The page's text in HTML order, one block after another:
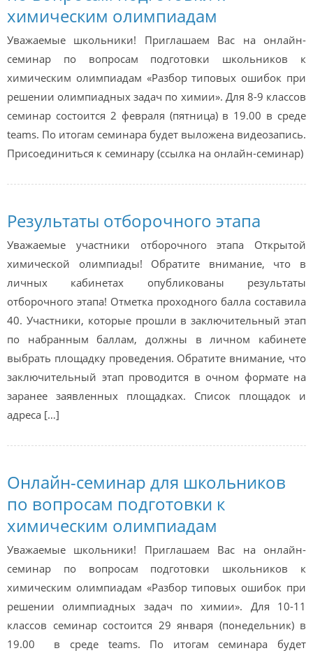
химическим олимпиадам
Уважаемые школьники! Приглашаем Вас на онлайн-
семинар по вопросам подготовки школьников к
химическим олимпиадам «Разбор типовых ошибок при
решении олимпиадных задач по химии». Для 8-9 классов
семинар состоится 2 февраля (пятница) в 19.00 в среде
teams. По итогам семинара будет выложена видеозапись.
Присоединиться к семинару (ссылка на онлайн-семинар)
Результаты отборочного этапа
Уважаемые участники отборочного этапа Открытой
химической олимпиады! Обратите внимание, что в
личных кабинетах опубликованы результаты
отборочного этапа! Отметка проходного балла составила
40. Участники, которые прошли в заключительный этап
по набранным баллам, должны в личном кабинете
выбрать площадку проведения. Обратите внимание, что
заключительный этап проводится в очном формате на
заранее заявленных площадках. Список площадок и
адреса […]
Онлайн-семинар для школьников
по вопросам подготовки к
химическим олимпиадам
Уважаемые школьники! Приглашаем Вас на онлайн-
семинар по вопросам подготовки школьников к
химическим олимпиадам «Разбор типовых ошибок при
решении олимпиадных задач по химии». Для 10-11
классов семинар состоится 29 января (понедельник) в
19.00 в среде teams. По итогам семинара будет